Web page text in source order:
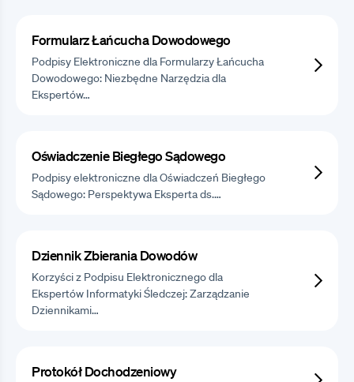
Formularz Łańcucha Dowodowego
Podpisy Elektroniczne dla Formularzy Łańcucha
Dowodowego: Niezbędne Narzędzia dla
Ekspertów…
Oświadczenie Biegłego Sądowego
Podpisy elektroniczne dla Oświadczeń Biegłego
Sądowego: Perspektywa Eksperta ds.…
Dziennik Zbierania Dowodów
Korzyści z Podpisu Elektronicznego dla
Ekspertów Informatyki Śledczej: Zarządzanie
Dziennikami…
Protokół Dochodzeniowy